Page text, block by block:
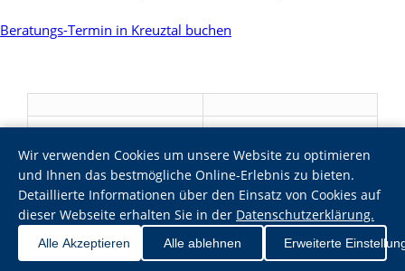
Beratungs-Termin in Kreuztal buchen
www.pdk-schlafcomfort.de 2026
Wir verwenden Cookies um unsere Website zu optimieren
und Ihnen das bestmögliche Online-Erlebnis zu bieten.
Detaillierte Informationen über den Einsatz von Cookies auf
dieser Webseite erhalten Sie in der Datenschutzerklärung.
Alle Akzeptieren Alle ablehnen Erweiterte